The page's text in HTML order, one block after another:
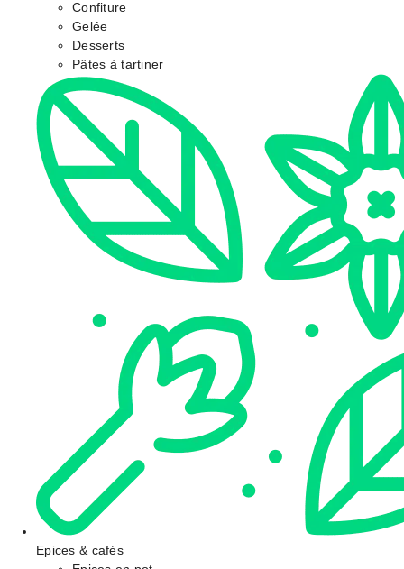
Confiture
Gelée
Desserts
Pâtes à tartiner
Epices & cafés